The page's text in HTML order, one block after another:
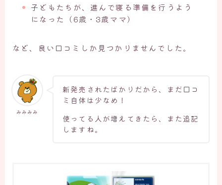
子どもたちが、進んで寝る準備を行うよう
になった（6歳・3歳ママ）
など、良い口コミしか見つかりませんでした。
みみみみ
新発売されたばかりだから、まだ口コ
ミ自体は少なめ！
使ってる人が増えてきたら、また追記
しますね。